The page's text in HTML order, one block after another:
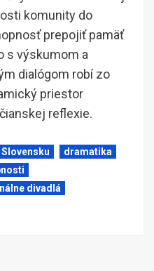
komunity do
prepojiť pamäť
s výskumom a
dialógom robí zo
priestor
reflexie.
dramatika
divadlá